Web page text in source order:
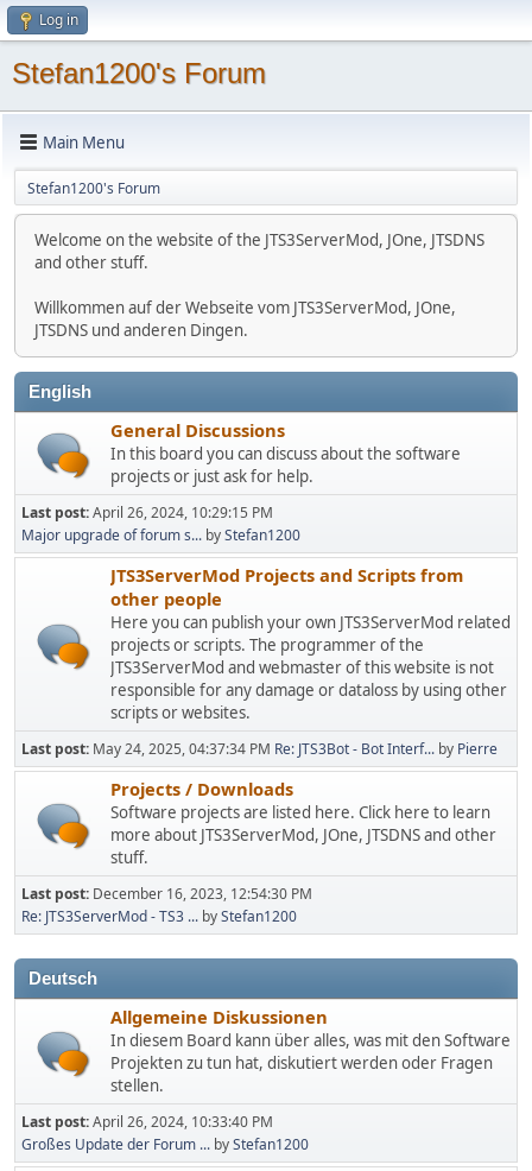
Log in
Stefan1200's Forum
Main Menu
Stefan1200's Forum
Welcome on the website of the JTS3ServerMod, JOne, JTSDNS
and other stuff.
Willkommen auf der Webseite vom JTS3ServerMod, JOne,
JTSDNS und anderen Dingen.
English
General Discussions
In this board you can discuss about the software
projects or just ask for help.
Last post:April 26, 2024, 10:29:15 PM
Major upgrade of forum s... byStefan1200
JTS3ServerMod Projects and Scripts from
other people
Here you can publish your own JTS3ServerMod related
projects or scripts. The programmer of the
JTS3ServerMod and webmaster of this website is not
responsible for any damage or dataloss by using other
scripts or websites.
Last post: May 24, 2025, 04:37:34 PM Re: JTS3Bot - Bot Interf... by Pierre
Projects / Downloads
Software projects are listed here. Click here to learn
more about JTS3ServerMod, JOne, JTSDNS and other
stuff.
Last post: December 16, 2023, 12:54:30 PM
Re: JTS3ServerMod - TS3 ... byStefan1200
Deutsch
Allgemeine Diskussionen
In diesem Board kann über alles, was mit den Software
Projekten zu tun hat, diskutiert werden oder Fragen
stellen.
Last post:April 26, 2024, 10:33:40 PM
Großes Update der Forum ... byStefan1200